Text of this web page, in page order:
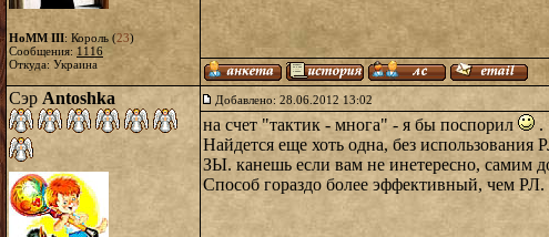
HoMM III: Король (23)
Сообщения: 1116
Откуда: Украина
Сэр Antoshka Добавлено: 28.06.2012 13:02
на счет "тактик - многа" - я бы поспорил
.
Найдется еще хоть одна, без использования
ЗЫ. канешь если вам не инетересно, самим
Способ гораздо более эффективный, чем